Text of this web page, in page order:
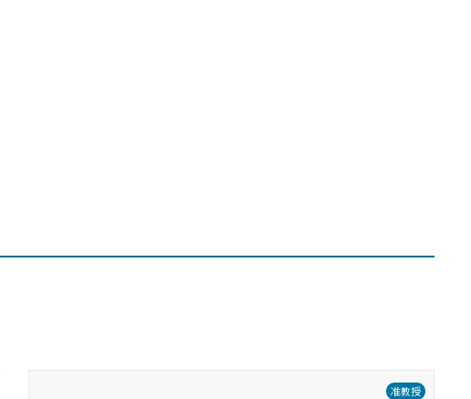
准教授